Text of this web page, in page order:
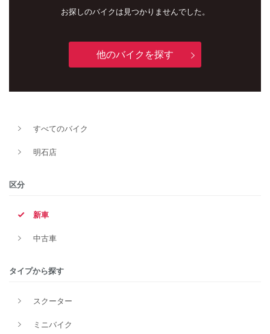
お探しのバイクは見つかりませんでした。
他のバイクを探す
すべてのバイク
明石店
区分
新車
中古車
タイプから探す
スクーター
ミニバイク
新車
タイプ
価格